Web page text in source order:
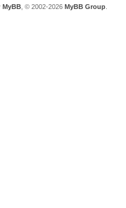
MyBB , © 2002-2026 MyBB Group